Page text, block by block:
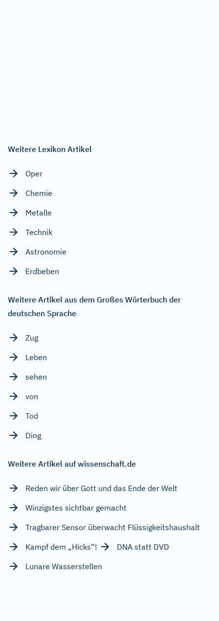
Weitere Lexikon Artikel
Oper
Chemie
Metalle
Technik
Astronomie
Erdbeben
Weitere Artikel aus dem Großes Wörterbuch der
deutschen Sprache
Zug
Leben
sehen
von
Tod
Ding
Weitere Artikel auf wissenschaft.de
Reden wir über Gott und das Ende der Welt
Winzigstes sichtbar gemacht
Tragbarer Sensor überwacht Flüssigkeitshaushalt
Kampf dem „Hicks“!
DNA statt DVD
Lunare Wasserstellen